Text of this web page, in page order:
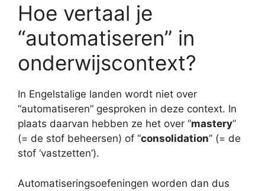
Hoe vertaal je
“automatiseren” in
onderwijscontext?
In Engelstalige landen wordt niet over
“automatiseren” gesproken in deze context. In
plaats daarvan hebben ze het over “mastery”
(= de stof beheersen) of “consolidation” (= de
stof ‘vastzetten’).
Automatiseringsoefeningen worden dan dus